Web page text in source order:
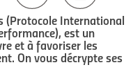
(Protocole International
est un
et à favoriser les
On vous décrypte ses